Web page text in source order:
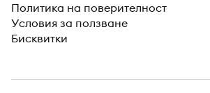
Политика на поверителност
Условия за ползване
Бисквитки